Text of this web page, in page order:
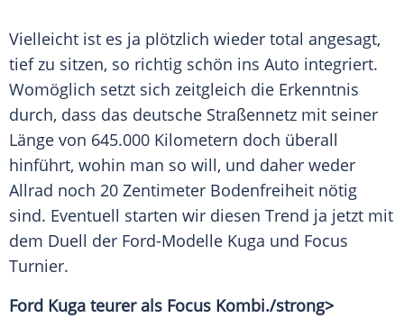
Vielleicht ist es ja plötzlich wieder total angesagt,
tief zu sitzen, so richtig schön ins Auto integriert.
Womöglich setzt sich zeitgleich die Erkenntnis
durch, dass das deutsche Straßennetz mit seiner
Länge von 645.000 Kilometern doch überall
hinführt, wohin man so will, und daher weder
Allrad noch 20 Zentimeter Bodenfreiheit nötig
sind. Eventuell starten wir diesen Trend ja jetzt mit
dem Duell der Ford-Modelle Kuga und Focus
Turnier.
Ford Kuga teurer als Focus Kombi./strong>